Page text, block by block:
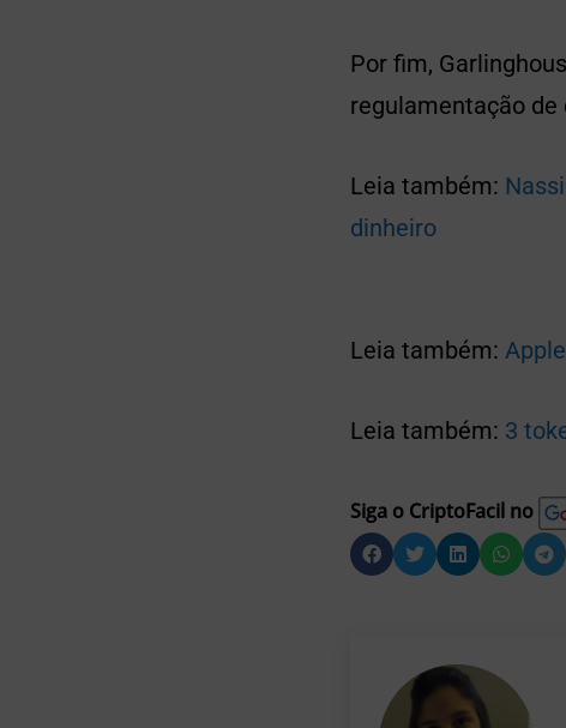
Por fim,
regulamentação
Leia também:
dinheiro
Leia também:
Leia também: 3
Siga o CriptoFacil no